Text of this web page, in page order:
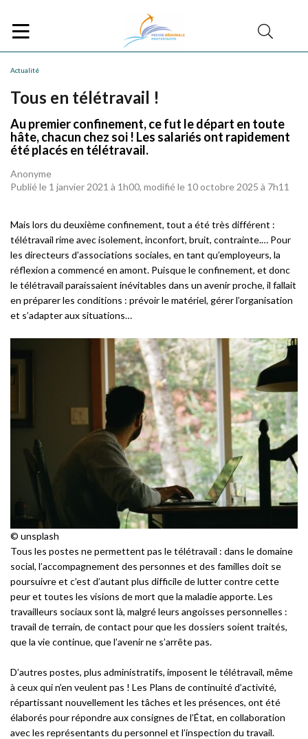
Actualité
Tous en télétravail !
Au premier confinement, ce fut le départ en toute
hâte, chacun chez soi ! Les salariés ont rapidement
été placés en télétravail.
Anonyme
Publié le 1 janvier 2021 à 1h00, modifié le 10 octobre 2025 à 7h11
Mais lors du deuxième confinement, tout a été très différent :
télétravail rime avec isolement, inconfort, bruit, contrainte.… Pour
les directeurs d’associations sociales, en tant qu’employeurs, la
réflexion a commencé en amont. Puisque le confinement, et donc
le télétravail paraissaient inévitables dans un avenir proche, il fallait
en préparer les conditions : prévoir le matériel, gérer l’organisation
et s’adapter aux situations…
© unsplash
Tous les postes ne permettent pas le télétravail : dans le domaine
social, l’accompagnement des personnes et des familles doit se
poursuivre et c’est d’autant plus difficile de lutter contre cette
peur et toutes les visions de mort que la maladie apporte. Les
travailleurs sociaux sont là, malgré leurs angoisses personnelles :
travail de terrain, de contact pour que les dossiers soient traités,
que la vie continue, que l’avenir ne s’arrête pas.
D’autres postes, plus administratifs, imposent le télétravail, même
à ceux qui n’en veulent pas ! Les Plans de continuité d’activité,
répartissant nouvellement les tâches et les présences, ont été
élaborés pour répondre aux consignes de l’État, en collaboration
avec les représentants du personnel et l’inspection du travail.